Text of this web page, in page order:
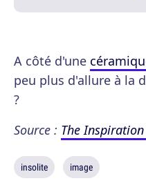
A côté d'une
peu plus d'allure à la
?
Source : The
insolite image